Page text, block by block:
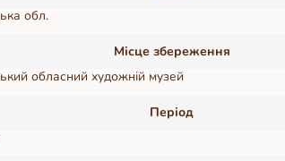
обл.
Місце збереження
обласний художній музей
Період